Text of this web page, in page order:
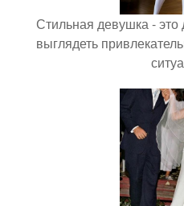
Стильная девушка - это
выглядеть